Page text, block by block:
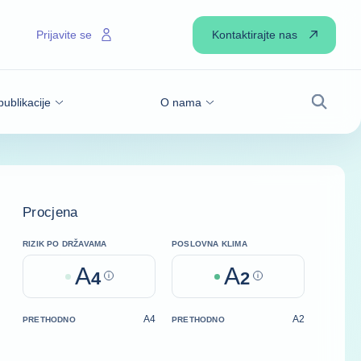
O nama
Prijavite se Kontaktirajte nas
Procjena
RIZIK PO DRŽAVAMA
A4 Help
POSLOVNA KLIMA
A2 Help
PRETHODNO A4 PRETHODNO A2